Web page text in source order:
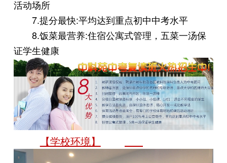
活动场所
7.提分最快:平均达到重点初中中考水平
8.饭菜最营养:住宿公寓式管理，五菜一汤保
证学生健康
【学校环境】